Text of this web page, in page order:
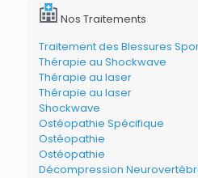
Nos Traitements
Traitement des Blessures
Thérapie au Shockwave
Thérapie au laser
Thérapie au laser
Shockwave
Ostéopathie Spécifique
Ostéopathie
Ostéopathie
Décompression